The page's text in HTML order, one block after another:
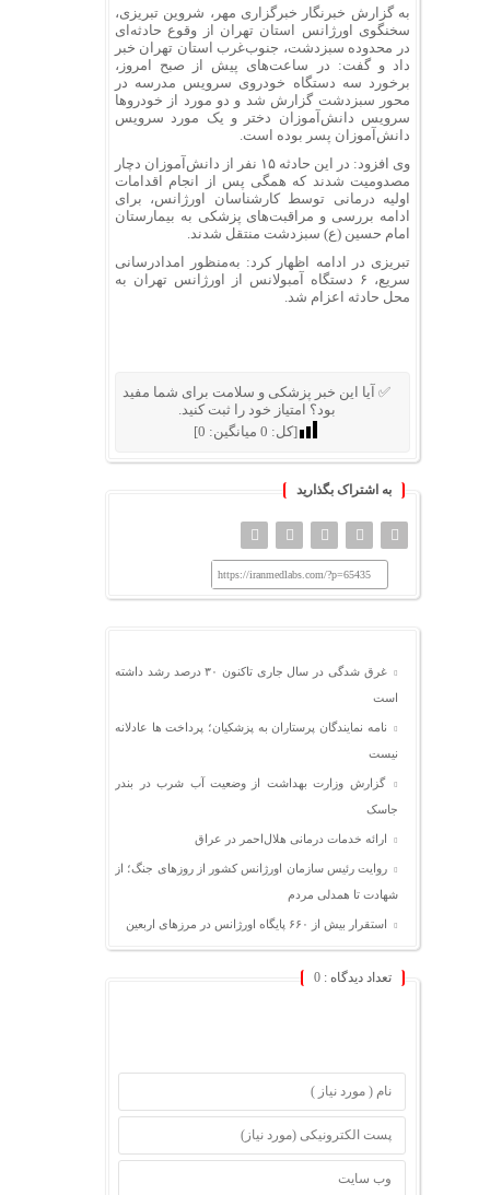
به گزارش خبرنگار خبرگزاری مهر، شروین تبریزی،
سخنگوی اورژانس استان تهران از وقوع حادثه‌ای
در محدوده سبزدشت، جنوب‌غرب استان تهران خبر
داد و گفت: در ساعت‌های پیش از صبح امروز،
برخورد سه دستگاه خودروی سرویس مدرسه در
محور سبزدشت گزارش شد و دو مورد از خودروها
سرویس دانش‌آموزان دختر و یک مورد سرویس
دانش‌آموزان پسر بوده است.
وی افزود: در این حادثه ۱۵ نفر از دانش‌آموزان دچار
مصدومیت شدند که همگی پس از انجام اقدامات
اولیه درمانی توسط کارشناسان اورژانس، برای
ادامه بررسی و مراقبت‌های پزشکی به بیمارستان
امام حسین (ع) سبزدشت منتقل شدند.
تبریزی در ادامه اظهار کرد: به‌منظور امدادرسانی
سریع، ۶ دستگاه آمبولانس از اورژانس تهران به
محل حادثه اعزام شد.
✅ آیا این خبر پزشکی و سلامت برای شما مفید
بود؟ امتیاز خود را ثبت کنید.
[کل: 0میانگین: 0
]
به اشتراک بگذارید
https://iranmedlabs.com/?p=65435
غرق شدگی در سال جاری تاکنون ۳۰ درصد رشد داشته
است
نامه نمایندگان پرستاران به پزشکیان؛ پرداخت ها عادلانه
نیست
گزارش وزارت بهداشت از وضعیت آب شرب در بندر
جاسک
ارائه خدمات درمانی هلال‌احمر در عراق
روایت رئیس سازمان اورژانس کشور از روزهای جنگ؛ از
شهادت تا همدلی مردم
استقرار بیش از ۶۶۰ پایگاه اورژانس در مرزهای اربعین
تعداد دیدگاه : 0